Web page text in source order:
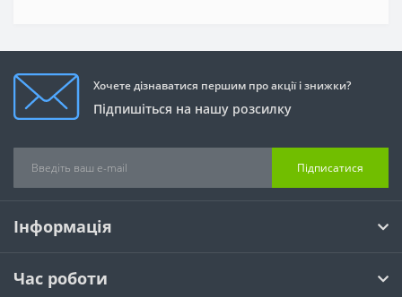
Хочете дізнаватися першим про акції і знижки?
Підпишіться на нашу розсилку
Підписатися
Інформація
Час роботи